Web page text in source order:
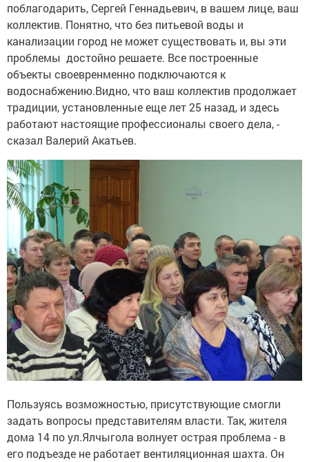
поблагодарить, Сергей Геннадьевич, в вашем лице, ваш
коллектив. Понятно, что без питьевой воды и
канализации город не может существовать и, вы эти
проблемы достойно решаете. Все построенные
объекты своевренменно подключаются к
водоснабжению.Видно, что ваш коллектив продолжает
традиции, установленные еще лет 25 назад, и здесь
работают настоящие профессионалы своего дела, -
сказал Валерий Акатьев.
Пользуясь возможностью, присутствующие смогли
задать вопросы представителям власти. Так, жителя
дома 14 по ул.Ялчыгола волнует острая проблема - в
его подъезде не работает вентиляционная шахта. Он